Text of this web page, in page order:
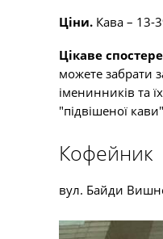
Ціни. Кава – 13-
Цікаве
можете забрати
іменинників та
"підвішеної
Кофейник
вул. Байди